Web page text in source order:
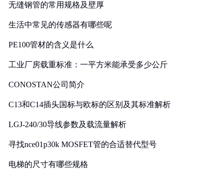
无缝钢管的常用规格及壁厚
生活中常见的传感器有哪些呢
PE100管材的含义是什么
工业厂房载重标准：一平方米能承受多少公斤
CONOSTAN公司简介
C13和C14插头国标与欧标的区别及其标准解析
LGJ-240/30导线参数及载流量解析
寻找nce01p30k MOSFET管的合适替代型号
电梯的尺寸有哪些规格